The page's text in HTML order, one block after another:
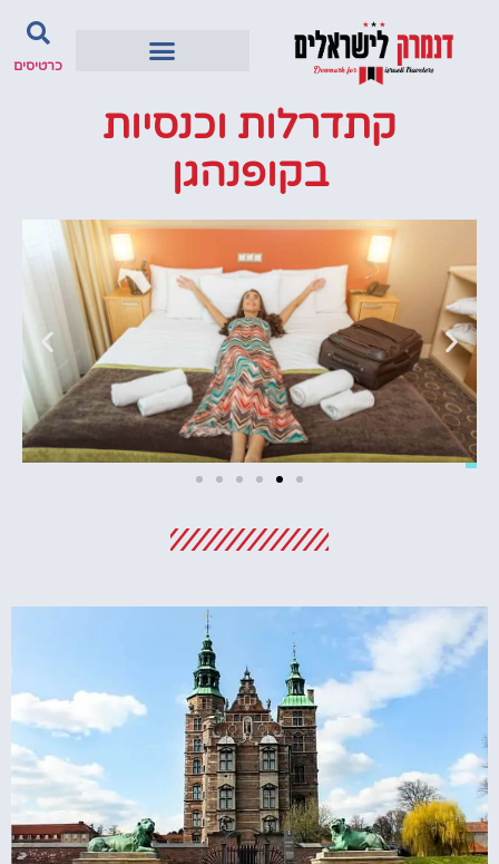
כרטיסים
קתדרלות וכנסיות
בקופנהגן
מציאת מלון
פה!